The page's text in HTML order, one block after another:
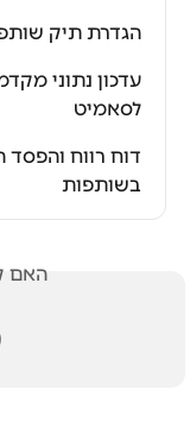
הגדרת תיק
עדכון נתוני
לסאמיט
דוח רווח
בשותפות
האם